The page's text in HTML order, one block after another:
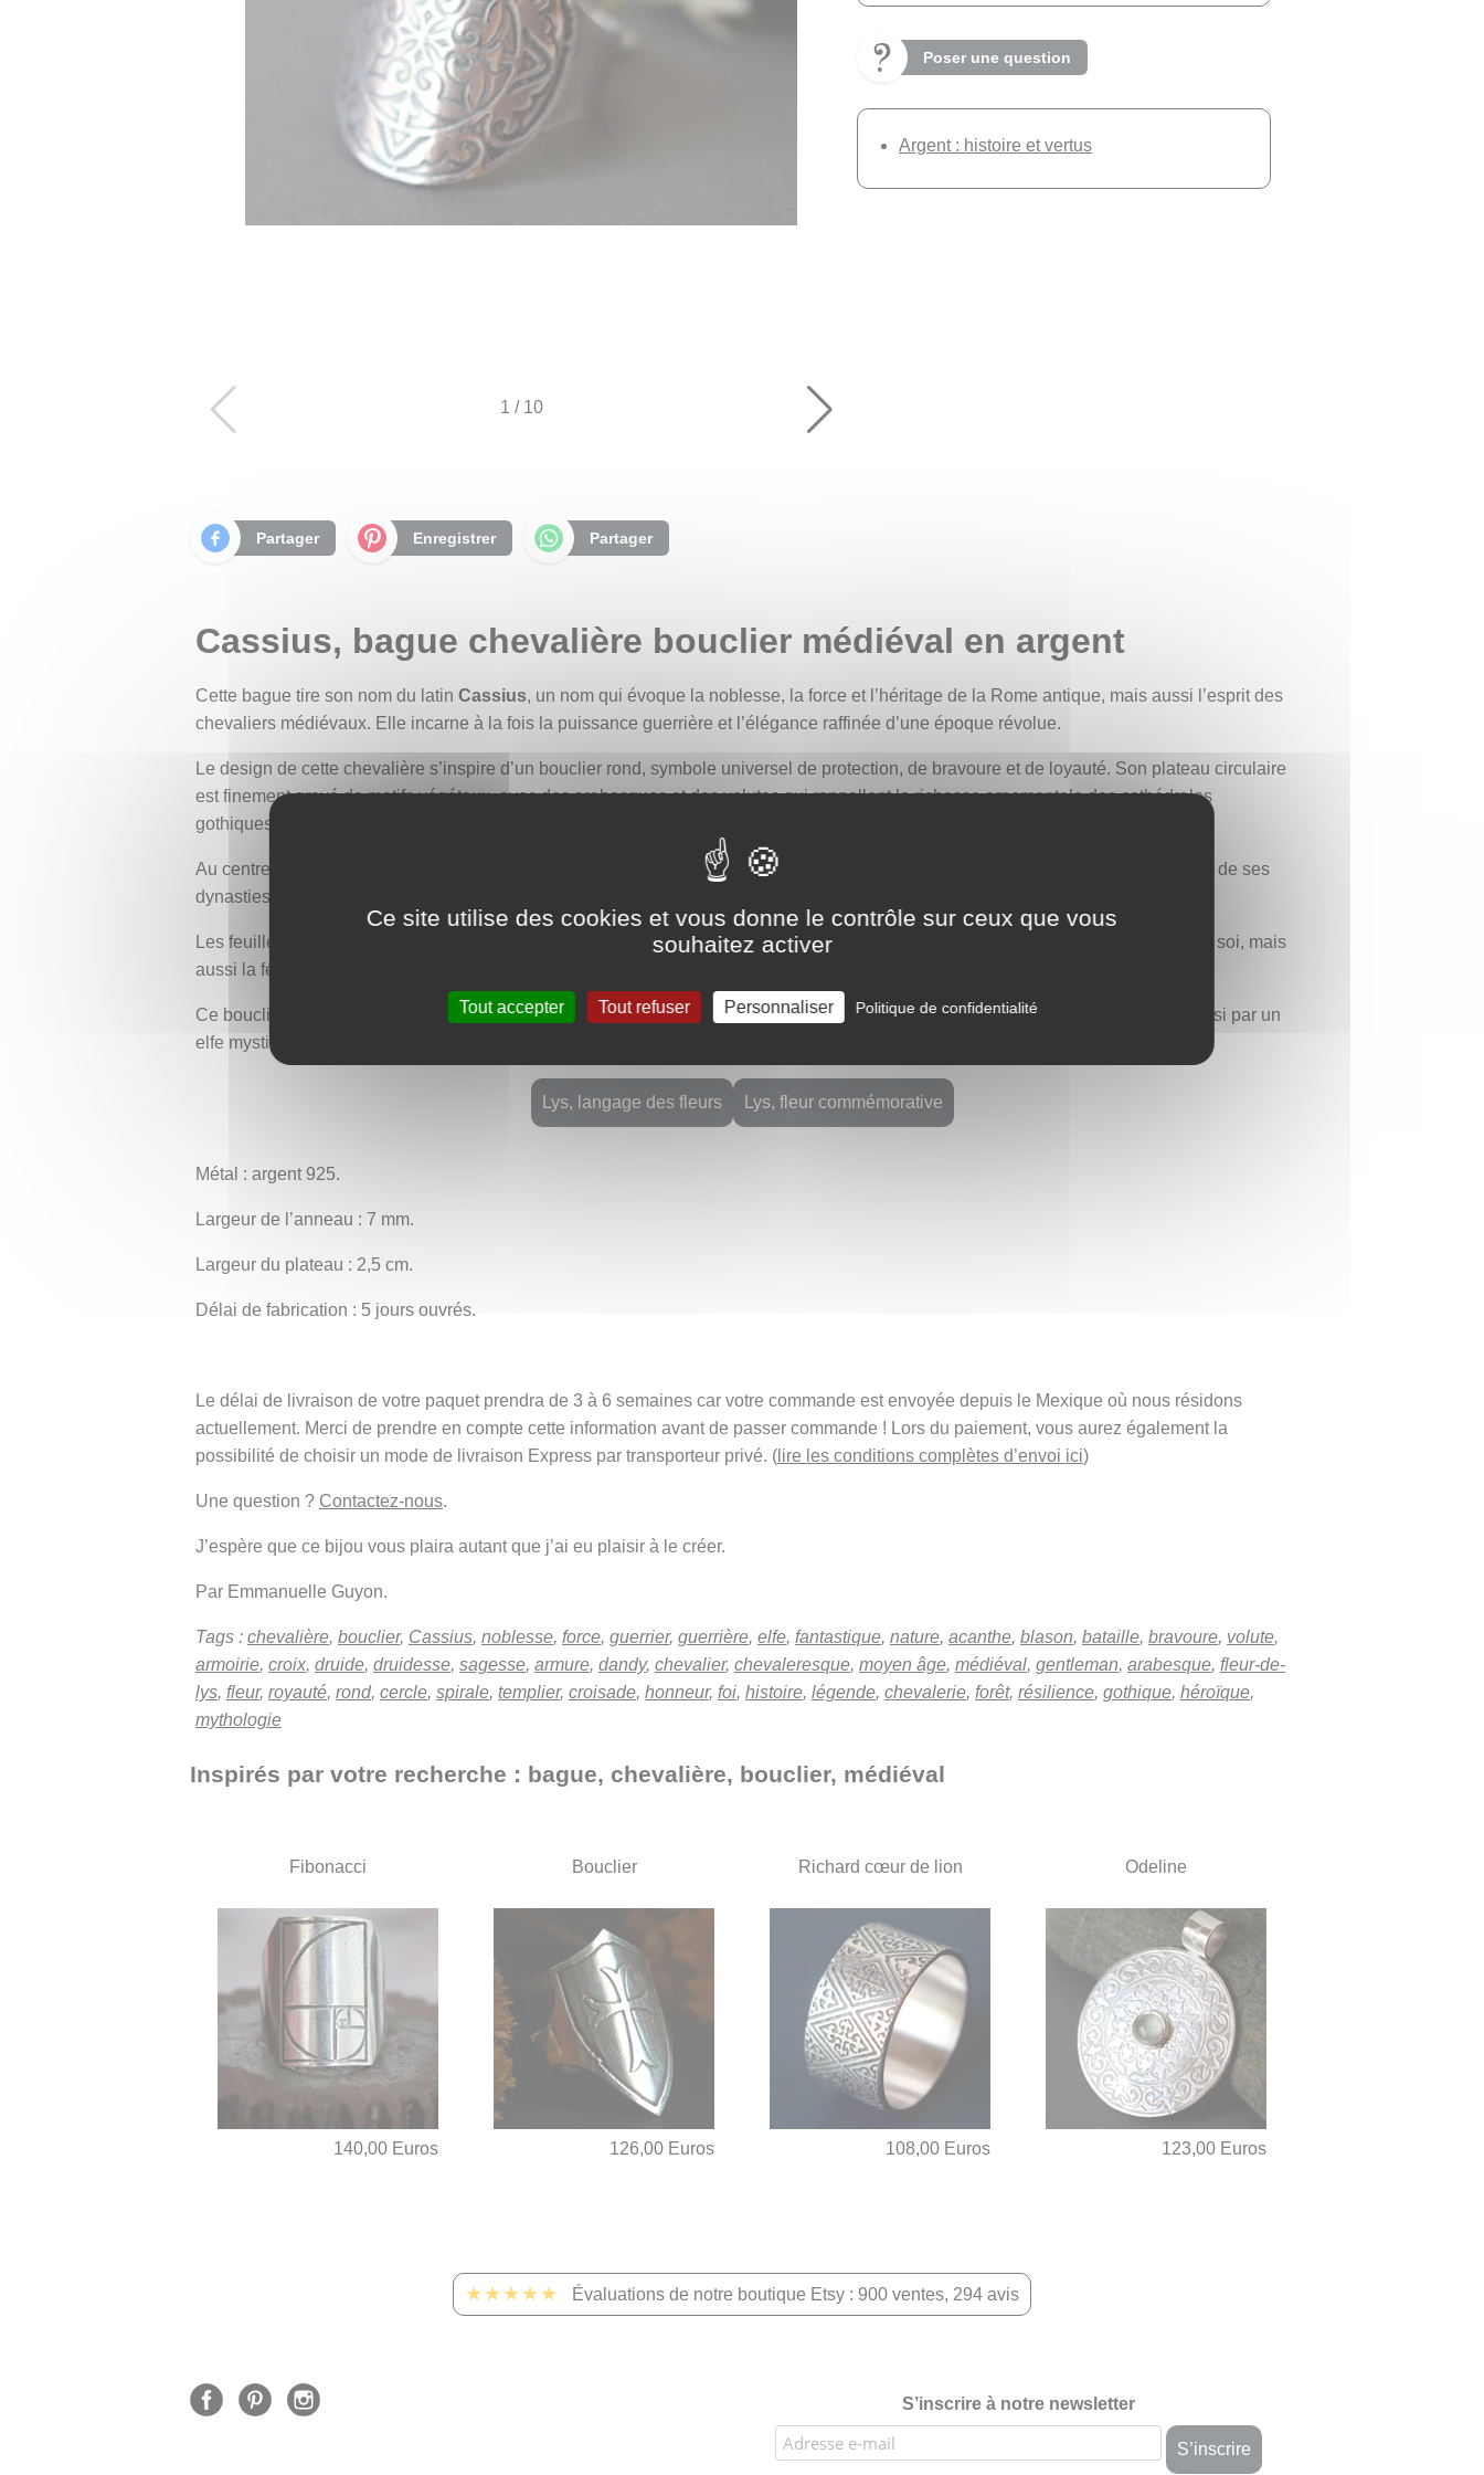
1 / 10
Poser une question
Argent : histoire et vertus
Partager Enregistrer Partager
Cassius, bague chevalière bouclier médiéval en argent
Cette bague tire son nom du latin Cassius, un nom qui évoque la noblesse, la force et l’héritage de la Rome antique, mais aussi l’esprit des
chevaliers médiévaux. Elle incarne à la fois la puissance guerrière et l’élégance raffinée d’une époque révolue.
Le design de cette chevalière s’inspire d’un bouclier rond, symbole universel de protection, de bravoure et de loyauté. Son plateau circulaire
est finement gravé de motifs végétaux, avec des arabesques et des volutes qui rappellent la richesse ornementale des cathédrales
gothiques et la luxuriance de la nature.
Au centre, une croix ornée de fleurs de lys s’impose comme un signe de royauté et de pouvoir, emblème de la France médiévale et de ses
dynasties. Ce symbole rappelle aussi les croisades, la foi et l’esprit chevaleresque des ordres anciens.
Les feuilles d’acanthe qui encadrent le plateau ajoutent une profondeur symbolique : elles représentent la résilience, la maîtrise de soi, mais
aussi la féminité et la force intérieure.
Ce bouclier végétal semble tout droit sorti d’une légende. Il pourrait être porté avec fierté par un guerrier ou une guerrière, mais aussi par un
elfe mystique gardien des forêts enchantées, ou encore par un druide invoquant les forces de la nature et des éléments.
Lys, langage des fleurs Lys, fleur commémorative
Métal : argent 925.
Largeur de l’anneau : 7 mm.
Largeur du plateau : 2,5 cm.
Délai de fabrication : 5 jours ouvrés.
Le délai de livraison de votre paquet prendra de 3 à 6 semaines car votre commande est envoyée depuis le Mexique où nous résidons
actuellement. Merci de prendre en compte cette information avant de passer commande ! Lors du paiement, vous aurez également la
possibilité de choisir un mode de livraison Express par transporteur privé. ( lire les conditions complètes d’envoi ici)
Une question ? Contactez-nous.
J’espère que ce bijou vous plaira autant que j’ai eu plaisir à le créer.
Par Emmanuelle Guyon.
Tags : chevalière, bouclier, Cassius, noblesse, force, guerrier, guerrière, elfe, fantastique, nature, acanthe, blason, bataille, bravoure, volute,
armoirie, croix, druide, druidesse, sagesse, armure, dandy, chevalier, chevaleresque, moyen âge, médiéval, gentleman, arabesque, fleur-de-
lys, fleur, royauté, rond, cercle, spirale, templier, croisade, honneur, foi, histoire, légende, chevalerie, forêt, résilience, gothique, héroïque,
mythologie
Inspirés par votre recherche : bague, chevalière, bouclier, médiéval
Fibonacci
140,00 Euros
Bouclier
126,00 Euros
Richard cœur de lion
108,00 Euros
Odeline
123,00 Euros
★★★★★ Évaluations de notre boutique Etsy : 900 ventes, 294 avis
S’inscrire à notre newsletter
Ce site utilise des cookies et vous donne le contrôle sur ceux que vous
souhaitez activer
Tout accepter Tout refuser Personnaliser Politique de confidentialité